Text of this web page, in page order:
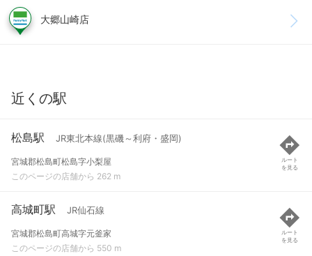
大郷山崎店
近くの駅
松島駅 JR東北本線(黒磯～利府・盛岡)
宮城郡松島町松島字小梨屋
このページの店舗から 262 m
ルート
を見る
高城町駅 JR仙石線
宮城郡松島町高城字元釜家
このページの店舗から 550 m
ルート
を見る